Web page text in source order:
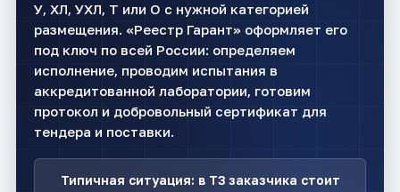
У, ХЛ, УХЛ, Т или О с нужной категорией
размещения. «Реестр Гарант» оформляет его
под ключ по всей России: определяем
исполнение, проводим испытания в
аккредитованной лаборатории, готовим
протокол и добровольный сертификат для
тендера и поставки.
Типичная ситуация: в ТЗ заказчика стоит